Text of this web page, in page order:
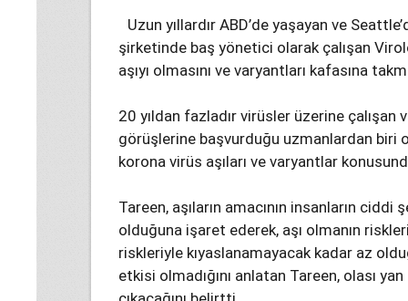
Uzun yıllardır ABD’de yaşayan ve
şirketinde baş yönetici olarak çalışan
aşıyı olmasını ve varyantları kafasına
20 yıldan fazladır virüsler üzerine çalışan
görüşlerine başvurduğu uzmanlardan biri
korona virüs aşıları ve varyantlar
Tareen, aşıların amacının insanların
olduğuna işaret ederek, aşı olmanın
riskleriyle kıyaslanamayacak kadar az
etkisi olmadığını anlatan Tareen, olası